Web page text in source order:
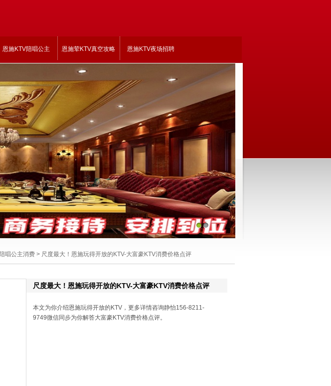
1 2
恩施KTV陪唱公主 恩施荤KTV真空攻略 恩施KTV夜场招聘
唱公主消费 > 尺度最大！恩施玩得开放的KTV-大富豪KTV消费价格点评
尺度最大！恩施玩得开放的KTV-大富豪KTV消费价格点评
本文为你介绍恩施玩得开放的KTV，更多详情咨询静怡156-8211-
9749微信同步为你解答大富豪KTV消费价格点评。